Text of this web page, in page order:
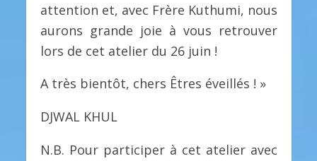
attention et, avec Frère Kuthumi, nous
aurons grande joie à vous retrouver
lors de cet atelier du 26 juin !
A très bientôt, chers Êtres éveillés ! »
DJWAL KHUL
N.B. Pour participer à cet atelier avec